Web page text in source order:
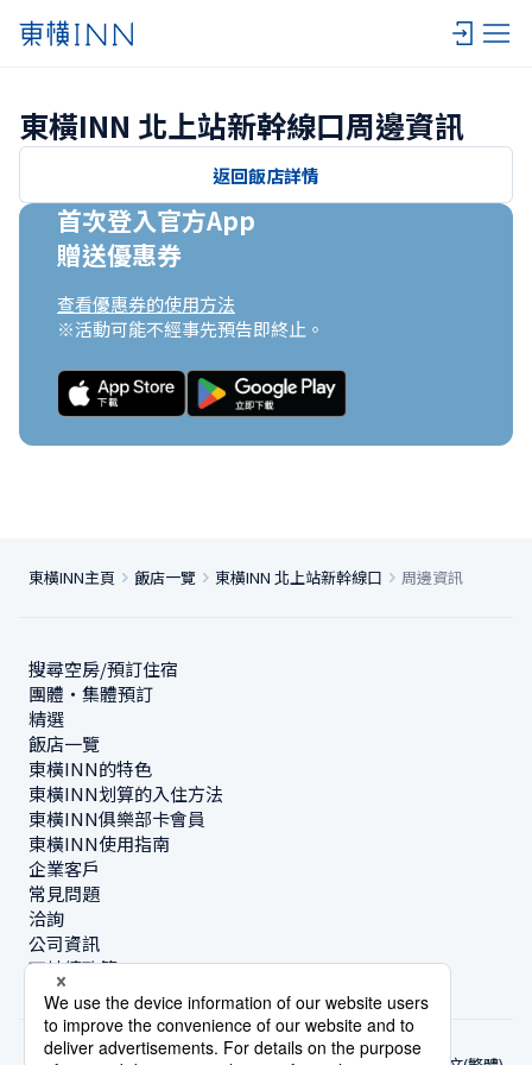
東橫INN 北上站新幹線口周邊資訊
返回飯店詳情
首次登入官方App
贈送優惠券
查看優惠券的使用方法
※活動可能不經事先預告即終止。
東橫INN主頁 飯店一覽 東橫INN 北上站新幹線口 周邊資訊
搜尋空房/預訂住宿
團體・集體預訂
精選
飯店一覽
東橫INN的特色
東橫INN划算的入住方法
東橫INN俱樂部卡會員
東橫INN使用指南
企業客戶
常見問題
洽詢
公司資訊
可持續政策